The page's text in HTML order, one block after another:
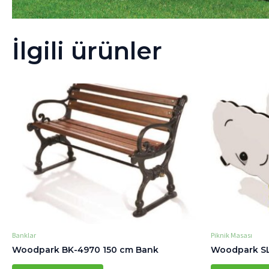
İlgili ürünler
Banklar
Woodpark BK-4970 150 cm Bank
Piknik Masası
Woodpark